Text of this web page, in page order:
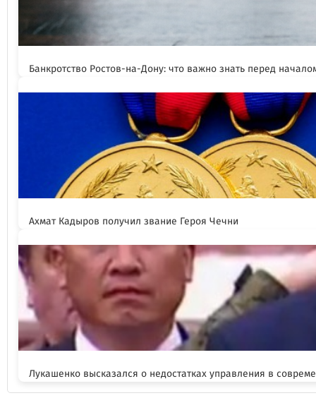
Банкротство Ростов-на-Дону: что важно знать перед
Ахмат Кадыров получил звание Героя Чечни
Лукашенко высказался о недостатках управления в